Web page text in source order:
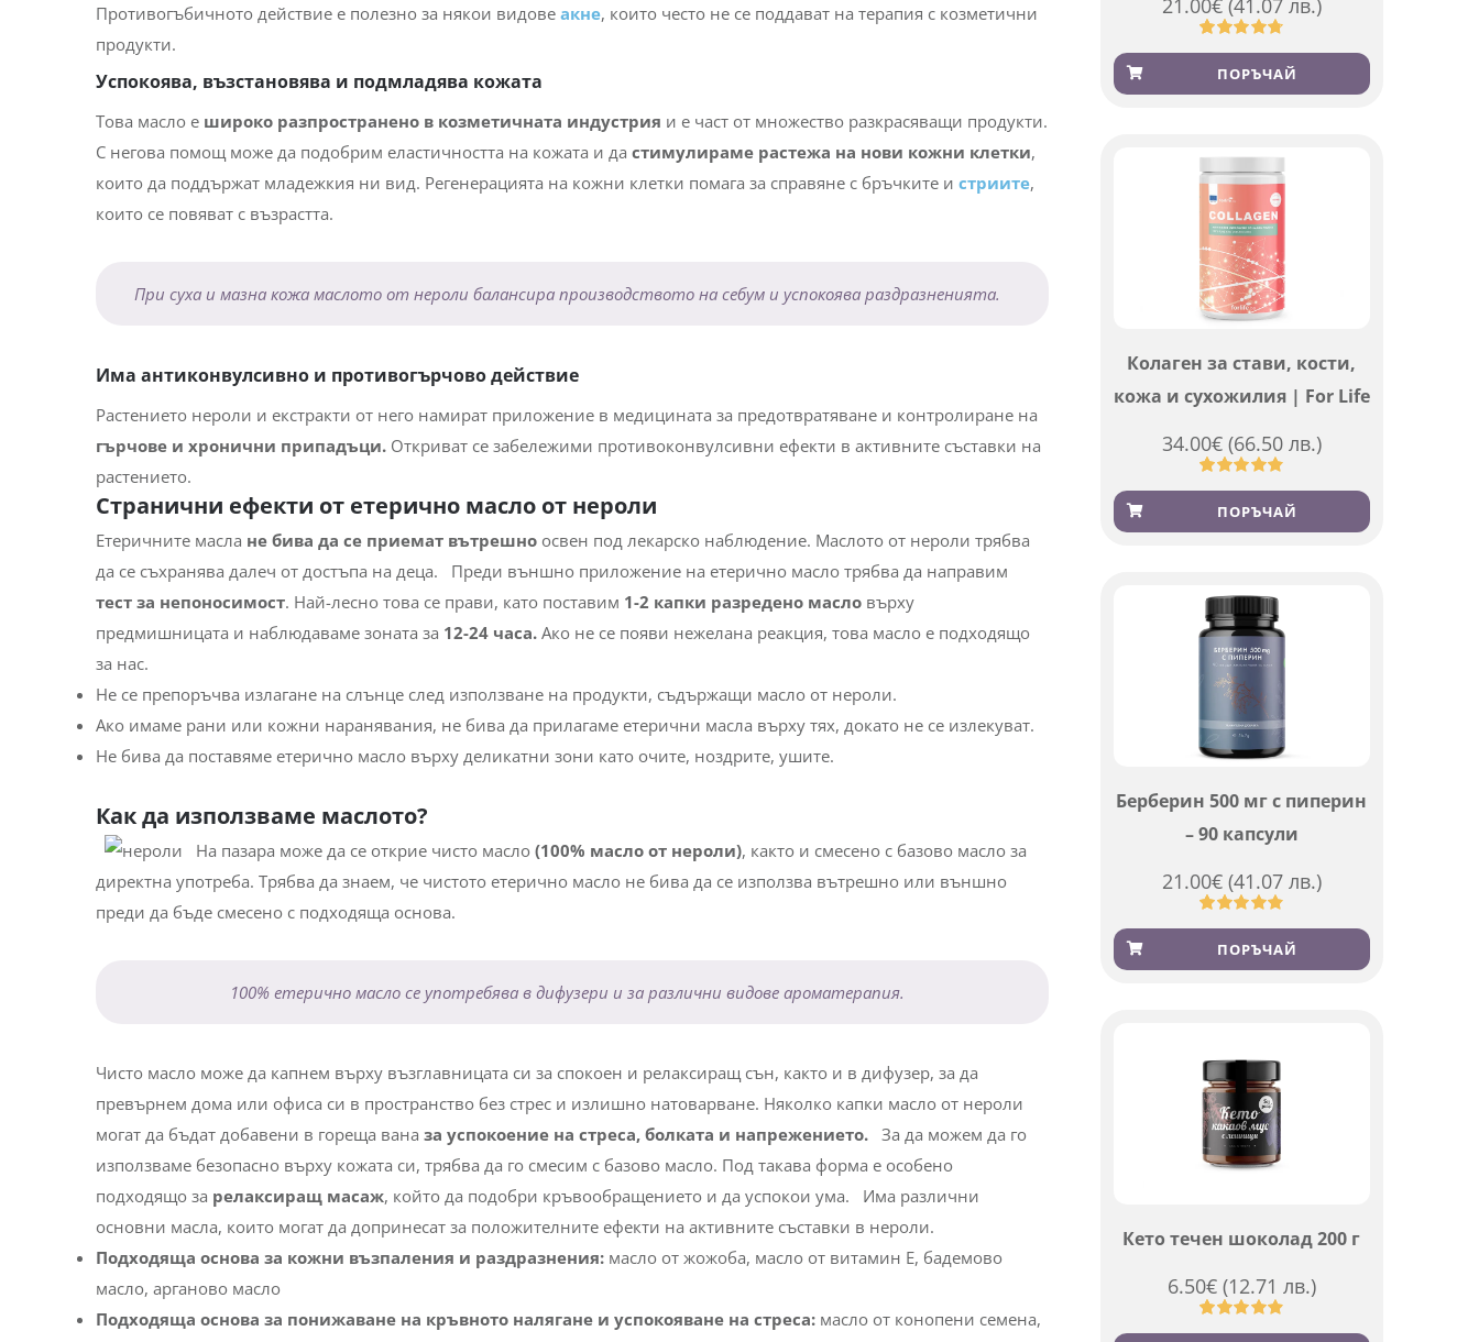
Противогъбичното действие е полезно за някои видове акне, които често не се поддават на терапия с козметични
продукти.
Успокоява, възстановява и подмладява кожата
Това масло е широко разпространено в козметичната индустрия и е част от множество разкрасяващи продукти.
С негова помощ може да подобрим еластичността на кожата и да стимулираме растежа на нови кожни клетки,
които да поддържат младежкия ни вид. Регенерацията на кожни клетки помага за справяне с бръчките и стриите,
които се повяват с възрастта.
При суха и мазна кожа маслото от нероли балансира производството на себум и успокоява раздразненията.
Има антиконвулсивно и противогърчово действие
Растението нероли и екстракти от него намират приложение в медицината за предотвратяване и контролиране на
гърчове и хронични припадъци.Откриват се забележими противоконвулсивни ефекти в активните съставки на
растението.
Странични ефекти от етерично масло от нероли
Етеричните масла не бива да се приемат вътрешноосвен под лекарско наблюдение. Маслото от нероли трябва
да се съхранява далеч от достъпа на деца.
Преди външно приложение на етерично масло трябва да направим
тест за непоносимост. Най-лесно това се прави, като поставим 1-2 капки разредено масловърху
предмишницата и наблюдаваме зоната за 12-24 часа.Ако не се появи нежелана реакция, това масло е подходящо
за нас.
Не се препоръчва излагане на слънце след използване на продукти, съдържащи масло от нероли.
Ако имаме рани или кожни наранявания, не бива да прилагаме етерични масла върху тях, докато не се излекуват.
Не бива да поставяме етерично масло върху деликатни зони като очите, ноздрите, ушите.
Как да използваме маслото?
На пазара може да се открие чисто масло (100% масло от нероли), както и смесено с базово масло за
директна употреба. Трябва да знаем, че чистото етерично масло не бива да се използва вътрешно или външно
преди да бъде смесено с подходяща основа.
100% етерично масло се употребява в дифузери и за различни видове ароматерапия.
Чисто масло може да капнем върху възглавницата си за спокоен и релаксиращ сън, както и в дифузер, за да
превърнем дома или офиса си в пространство без стрес и излишно натоварване. Няколко капки масло от нероли
могат да бъдат добавени в гореща вана за успокоение на стреса, болката и напрежението. За да можем да го
използваме безопасно върху кожата си, трябва да го смесим с базово масло. Под такава форма е особено
подходящо за релаксиращ масаж, който да подобри кръвообращението и да успокои ума.
Има различни
основни масла, които могат да допринесат за положителните ефекти на активните съставки в нероли.
Подходяща основа за кожни възпаления и раздразнения:масло от жожоба, масло от витамин Е, бадемово
масло, арганово масло
Подходяща основа за понижаване на кръвното налягане и успокояване на стреса:масло от конопени семена,
Оценен
4.76от 5,
базирано
819
ПОРЪЧАЙ
Колаген за стави, кости,
кожа и сухожилия | For Life
34.00€ (66.50 лв.)
Оценен
4.83от 5,
базирано
923
ПОРЪЧАЙ
Берберин 500 мг с пиперин
– 90 капсули
21.00€ (41.07 лв.)
Оценен
4.84от 5,
базирано
369
ПОРЪЧАЙ
Кето течен шоколад 200 г
6.50€ (12.71 лв.)
Оценен
501